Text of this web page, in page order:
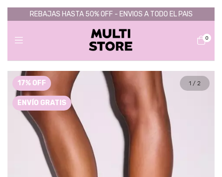
REBAJAS HASTA 50% OFF - ENVIOS A TODO EL PAIS
0
17% OFF
ENVÍO GRATIS
1 / 2